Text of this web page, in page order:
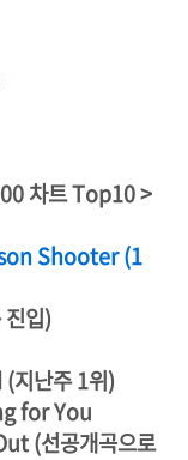
차트 Top10 >
Shooter (1
입)
난주 1위)
for You
(선공개곡으로